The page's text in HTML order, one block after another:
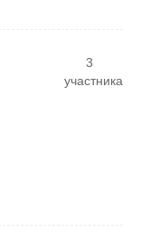
3
участника